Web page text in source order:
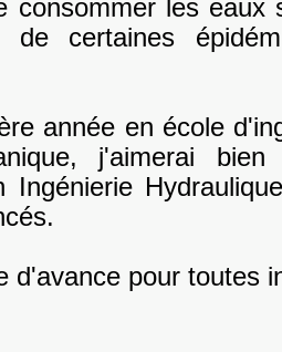
consommer les eaux
de certaines
année en école
j'aimerai
Ingénierie
d'avance pour toutes